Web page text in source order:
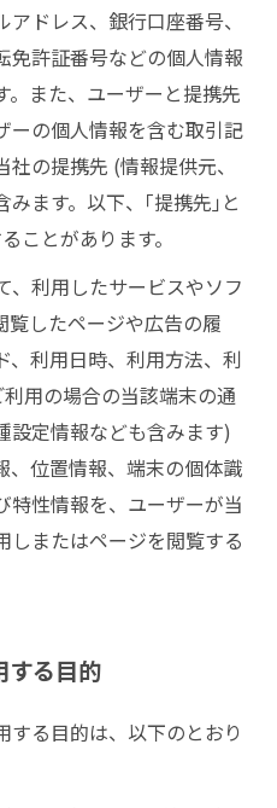
ドレス、銀行口座番号、
免許証番号などの個人情報
。また、ユーザーと提携先
ーの個人情報を含む取引記
の提携先 (情報提供元、
ます。以下、｢提携先｣と
ことがあります。
、利用したサービスやソフ
覧したページや広告の履
、利用日時、利用方法、利
用の場合の当該端末の通
設定情報なども含みます)
、位置情報、端末の個体識
特性情報を、ユーザーが当
しまたはページを閲覧する
する目的
する目的は、以下のとおり